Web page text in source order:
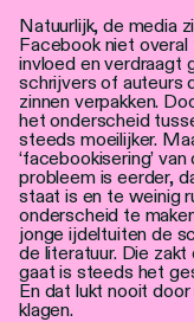
Natuurlijk, de media
Facebook niet
invloed en verdraagt
schrijvers of auteurs
zinnen verpakken.
het onderscheid
steeds moeilijker.
‘facebookisering’
probleem is eerder,
staat is en te weinig
onderscheid te
jonge ijdeltuiten de
de literatuur. Die zakt
gaat is steeds het
En dat lukt nooit
klagen.